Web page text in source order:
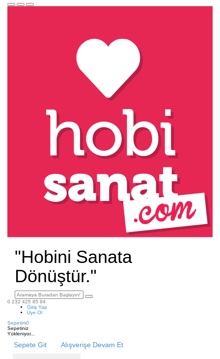
"Hobini Sanata
Dönüştür."
0 232 425 85 94
Giriş Yap
Üye Ol
Sepetim0
Sepetiniz
Yükleniyor...
Sepete Git Alışverişe Devam Et